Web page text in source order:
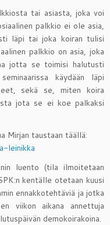
tai asiasta, joka voi
palkkio ei ole asia,
läpi tai joka koiran tulisi
palkkio on asia, joka
jotta se toimisi halutusti
käydään läpi
sekä se, miten koira
jota se ei koe palkaksi
Mirjan taustaan täällä:
leinikka
luento (tila ilmoitetaan
kentälle otetaan kuusi
ennakkotehtäviä ja jotka
viikon aikana annettuja
demokoirakoina.